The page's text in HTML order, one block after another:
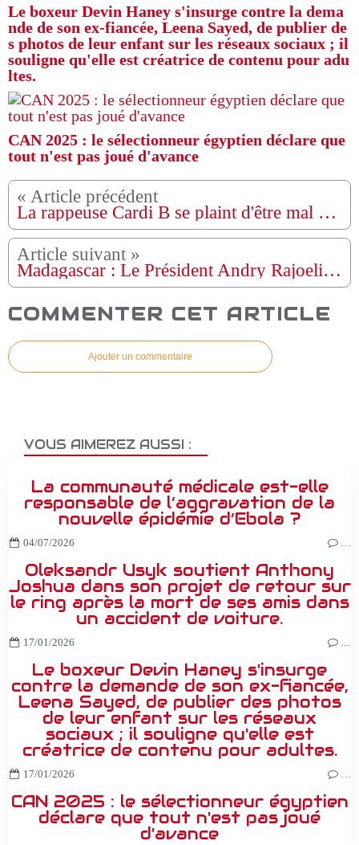
Le boxeur Devin Haney s'insurge contre la dema
nde de son ex-fiancée, Leena Sayed, de publier de
s photos de leur enfant sur les réseaux sociaux ; il
souligne qu'elle est créatrice de contenu pour adu
ltes.
CAN 2025 : le sélectionneur égyptien déclare que
tout n'est pas joué d'avance
La rappeuse Cardi B se plaint d'être mal à l'aise pendant sa grossesse, puis critique vivement les fans qui lui ont demandé de tomber enceinte.
Madagascar : Le Président Andry Rajoelina affirme avoir été « victime d’une tentative d’assassinat »
COMMENTER CET ARTICLE
Ajouter un commentaire
VOUS AIMEREZ AUSSI :
La communauté médicale est-elle
responsable de l’aggravation de la
nouvelle épidémie d’Ebola ?
04/07/2026 …
Oleksandr Usyk soutient Anthony
Joshua dans son projet de retour sur
le ring après la mort de ses amis dans
un accident de voiture.
17/01/2026 …
Le boxeur Devin Haney s'insurge
contre la demande de son ex-fiancée,
Leena Sayed, de publier des photos
de leur enfant sur les réseaux
sociaux ; il souligne qu'elle est
créatrice de contenu pour adultes.
17/01/2026 …
CAN 2025 : le sélectionneur égyptien
déclare que tout n'est pas joué
d'avance